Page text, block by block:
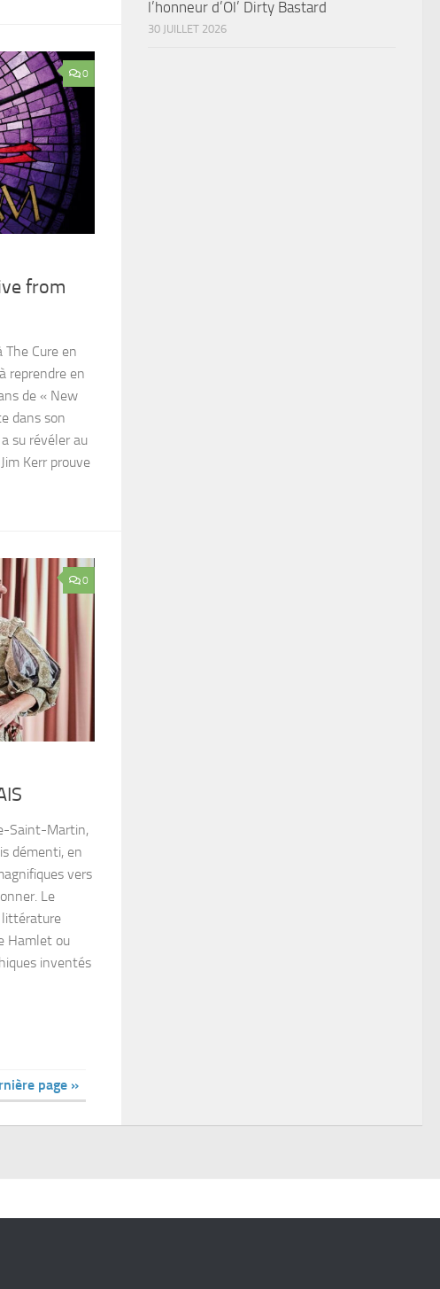
0
from
Cure en
reprendre en
de « New
dans son
su révéler au
Kerr prouve
0
Saint-Martin,
démenti, en
vers
Le
littérature
Hamlet ou
inventés
page »
l’honneur d’Ol’ Dirty Bastard
30 JUILLET 2026